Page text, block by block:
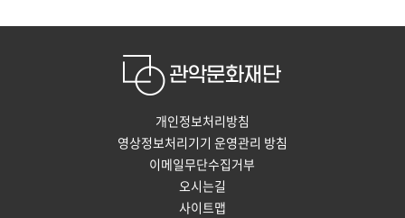
개인정보처리방침
영상정보처리기기 운영관리 방침
이메일무단수집거부
오시는길
사이트맵